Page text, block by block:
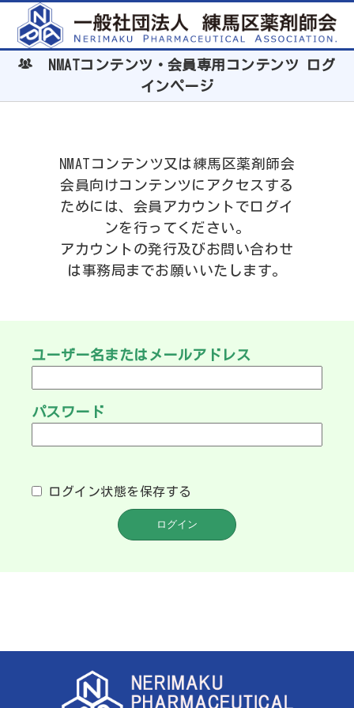
NMATコンテンツ・会員専用コンテンツ ログ
インページ
NMATコンテンツ又は練馬区薬剤師会
会員向けコンテンツにアクセスする
ためには、会員アカウントでログイ
ンを行ってください。
アカウントの発行及びお問い合わせ
は事務局までお願いいたします。
ユーザー名またはメールアドレス
パスワード
ログイン状態を保存する